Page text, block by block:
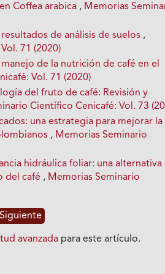
Coffea arabica , Memorias
de análisis de suelos ,
71 (2020)
de la nutrición de café en el
Vol. 71 (2020)
del fruto de café: Revisión y
Científico Cenicafé: Vol. 73
una estrategia para mejorar la
, Memorias Seminario
hidráulica foliar: una alternativa
del café , Memorias Seminario
Siguiente
avanzada para este artículo.